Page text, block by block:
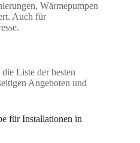
Wärmepumpen
Auch für
Liste der besten
Angeboten und
für Installationen in